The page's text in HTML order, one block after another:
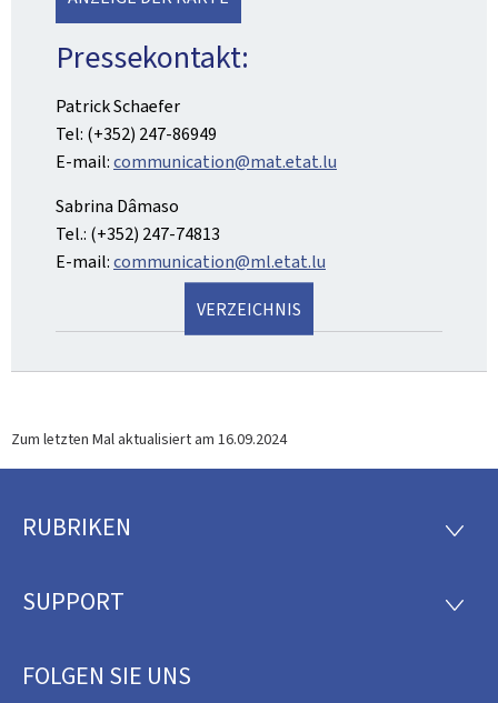
Pressekontakt:
Patrick Schaefer
Tel: (+352) 247-86949
E-mail:communication@mat.etat.lu
Sabrina Dâmaso
Tel.: (+352) 247-74813
E-mail:communication@ml.etat.lu
VERZEICHNIS
Zum letzten Mal aktualisiert am 16.09.2024
Footer
RUBRIKEN
SUPPORT
FOLGEN SIE UNS